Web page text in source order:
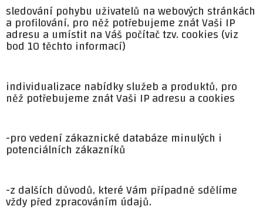
sledování pohybu uživatelů na webových stránkách
a profilování, pro něž potřebujeme znát Vaši IP
adresu a umístit na Váš počítač tzv. cookies (viz
bod 10 těchto informací)
individualizace nabídky služeb a produktů, pro
něž potřebujeme znát Vaši IP adresu a cookies
-pro vedení zákaznické databáze minulých i
potenciálních zákazníků
-z dalších důvodů, které Vám případně sdělíme
vždy před zpracováním údajů.